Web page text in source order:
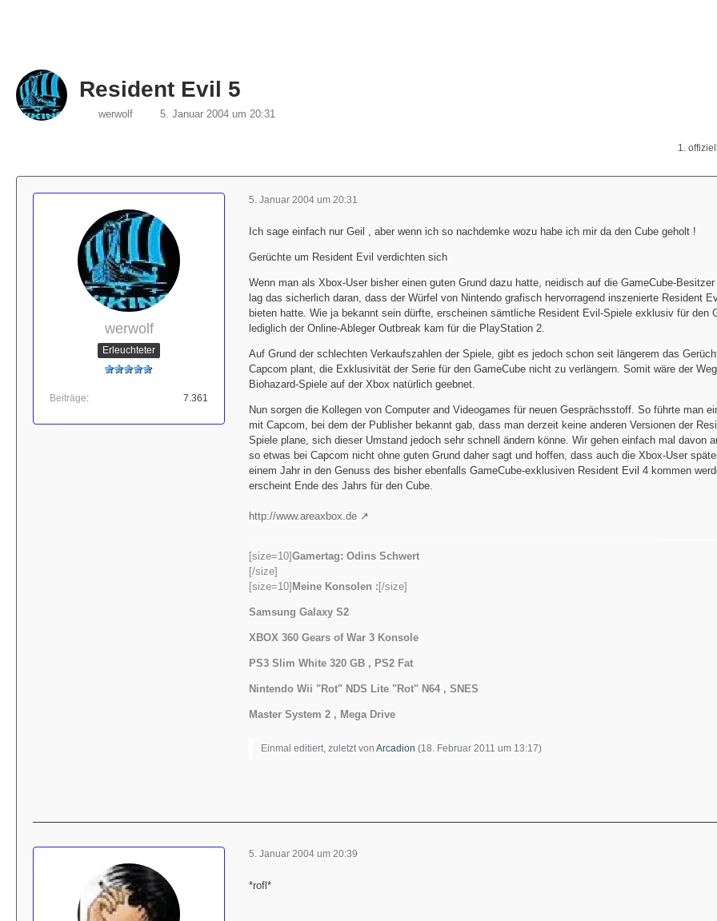
Resident Evil 5
werwolf 5. Januar 2004 um 20:31
1.
werwolf
Erleuchteter
Beiträge 7.361
5. Januar 2004 um 20:31
Ich sage einfach nur Geil , aber wenn ich so nachdemke wozu habe ich mir da den Cube geholt !
Gerüchte um Resident Evil verdichten sich
Wenn man als Xbox-User bisher einen guten Grund dazu hatte, neidisch auf die GameCube-
lag das sicherlich daran, dass der Würfel von Nintendo grafisch hervorragend inszenierte Resident
bieten hatte. Wie ja bekannt sein dürfte, erscheinen sämtliche Resident Evil-Spiele exklusiv für den
lediglich der Online-Ableger Outbreak kam für die PlayStation 2.
Auf Grund der schlechten Verkaufszahlen der Spiele, gibt es jedoch schon seit längerem das
Capcom plant, die Exklusivität der Serie für den GameCube nicht zu verlängern. Somit wäre der
Biohazard-Spiele auf der Xbox natürlich geebnet.
Nun sorgen die Kollegen von Computer and Videogames für neuen Gesprächsstoff. So führte man
mit Capcom, bei dem der Publisher bekannt gab, dass man derzeit keine anderen Versionen der
Spiele plane, sich dieser Umstand jedoch sehr schnell ändern könne. Wir gehen einfach mal davon
so etwas bei Capcom nicht ohne guten Grund daher sagt und hoffen, dass auch die Xbox-User
einem Jahr in den Genuss des bisher ebenfalls GameCube-exklusiven Resident Evil 4 kommen
erscheint Ende des Jahrs für den Cube.
http://www.areaxbox.de
[size=10]Gamertag: Odins Schwert
[/size]
[size=10] Meine Konsolen : [/size]
Samsung Galaxy S2
XBOX 360 Gears of War 3 Konsole
PS3 Slim White 320 GB , PS2 Fat
Nintendo Wii "Rot" NDS Lite "Rot" N64 , SNES
Master System 2 , Mega Drive
Einmal editiert, zuletzt von Arcadion (18. Februar 2011 um 13:17)
5. Januar 2004 um 20:39
*rofl*